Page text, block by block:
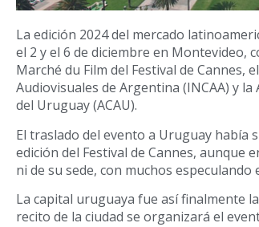
La edición 2024 del mercado
el 2 y el 6 de diciembre en Montevideo,
Marché du Film del Festival de Cannes,
Audiovisuales de Argentina (INCAA) y
del Uruguay (ACAU).
El traslado del evento a Uruguay había
edición del Festival de Cannes, aunque
ni de su sede, con muchos
La capital uruguaya fue así finalmente
recito de la ciudad se organizará el